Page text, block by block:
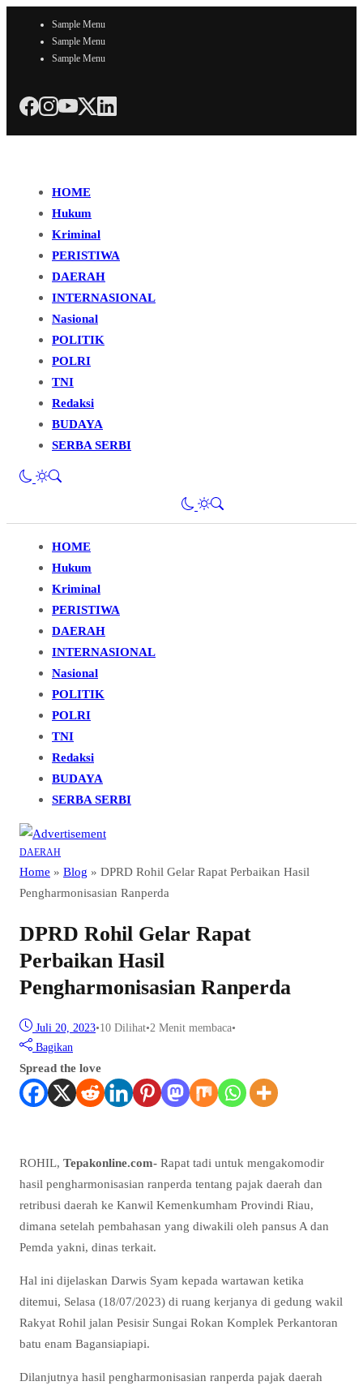
Sample Menu
Sample Menu
Sample Menu
HOME
Hukum
Kriminal
PERISTIWA
DAERAH
INTERNASIONAL
Nasional
POLITIK
POLRI
TNI
Redaksi
BUDAYA
SERBA SERBI
HOME
Hukum
Kriminal
PERISTIWA
DAERAH
INTERNASIONAL
Nasional
POLITIK
POLRI
TNI
Redaksi
BUDAYA
SERBA SERBI
DAERAH
Home » Blog » DPRD Rohil Gelar Rapat Perbaikan Hasil
Pengharmonisasian Ranperda
DPRD Rohil Gelar Rapat
Perbaikan Hasil
Pengharmonisasian Ranperda
Juli 20, 2023•10 Dilihat•2 Menit membaca•
Bagikan
Spread the love
ROHIL, Tepakonline.com- Rapat tadi untuk mengakomodir
hasil pengharmonisasian ranperda tentang pajak daerah dan
retribusi daerah ke Kanwil Kemenkumham Provindi Riau,
dimana setelah pembahasan yang diwakili oleh pansus A dan
Pemda yakni, dinas terkait.
Hal ini dijelaskan Darwis Syam kepada wartawan ketika
ditemui, Selasa (18/07/2023) di ruang kerjanya di gedung wakil
Rakyat Rohil jalan Pesisir Sungai Rokan Komplek Perkantoran
batu enam Bagansiapiapi.
Dilanjutnya hasil pengharmonisasian ranperda pajak daerah